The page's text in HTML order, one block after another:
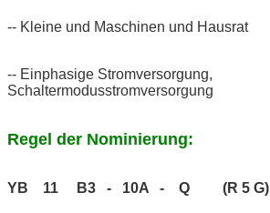
-- Kleine und Maschinen und Hausrat
-- Einphasige Stromversorgung,
Schaltermodusstromversorgung
Regel der Nominierung:
YB 11 B3 - 10A - Q (R 5 G)